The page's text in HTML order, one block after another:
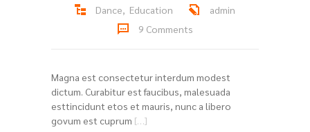
Dance, Education
admin
9 Comments
Magna est consectetur interdum modest
dictum. Curabitur est faucibus, malesuada
esttincidunt etos et mauris, nunc a libero
govum est cuprum […]